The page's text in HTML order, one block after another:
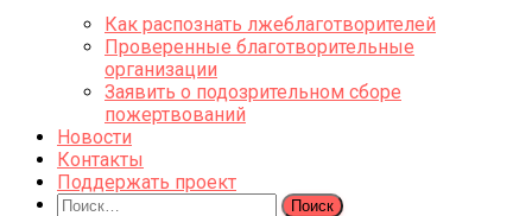
Как распознать лжеблаготворителей
Проверенные благотворительные
организации
Заявить о подозрительном сборе
пожертвований
Новости
Контакты
Поддержать проект
Найти: